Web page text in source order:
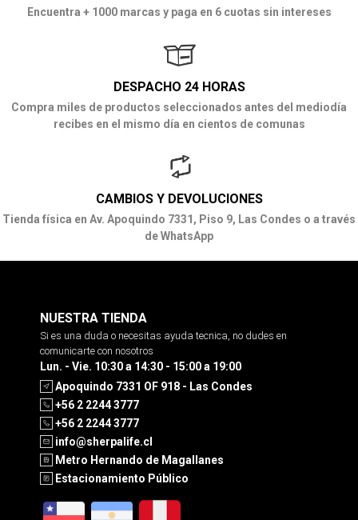
Encuentra + 1000 marcas y paga en 6 cuotas sin intereses
DESPACHO 24 HORAS
Compra miles de productos seleccionados antes del mediodía
recibes en el mismo día en cientos de comunas
CAMBIOS Y DEVOLUCIONES
Tienda física en Av. Apoquindo 7331, Piso 9, Las Condes o a través
de WhatsApp
NUESTRA TIENDA
Si es una duda o necesitas ayuda tecnica, no dudes en
comunicarte con nosotros
Lun. - Vie. 10:30 a 14:30 - 15:00 a 19:00
Apoquindo 7331 OF 918 - Las Condes
+56 2 2244 3777
+56 2 2244 3777
info@sherpalife.cl
Metro Hernando de Magallanes
Estacionamiento Público